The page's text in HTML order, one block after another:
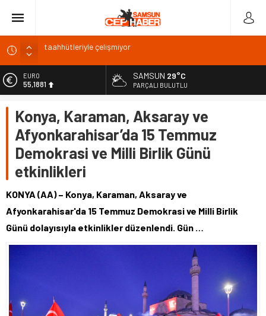
İsmail Kahraman, İkizdere’deki programa katıldı
Malatya Havalimanı Eylülde Açılıyor, Kuzey Çevre Yolu
Ekimde
Akülü aracındayken otomobilin çarptığı emekli astsubay
Antalya’da nem yüzde 80, hissedilen sıcaklık 40 derece
DMM’den anlaşma iddialarına yalanlama: NATO
taahhütleriyle çelişmiyor
ALTIN
6.660,55
13.779,39
DOLAR
47,7111
EURO
55,1881
SAMSUN 29°C
PARÇALI BULUTLU
Konya, Karaman, Aksaray ve
Afyonkarahisar’da 15 Temmuz
Demokrasi ve Milli Birlik Günü
etkinlikleri
KONYA (AA) – Konya, Karaman, Aksaray ve
Afyonkarahisar'da 15 Temmuz Demokrasi ve Milli Birlik
Günü dolayısıyla etkinlikler düzenlendi. Gün …